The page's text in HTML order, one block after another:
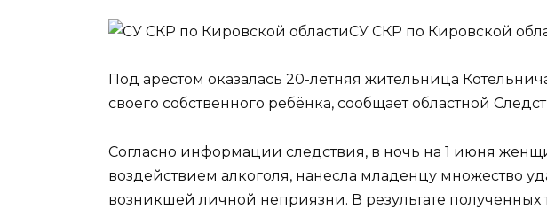
СУ СКР по Кировской
Под арестом оказалась 20-летняя жительница
своего собственного ребёнка, сообщает областной
Согласно информации следствия, в ночь на 1 июня
воздействием алкоголя, нанесла младенцу множество
возникшей личной неприязни. В результате полученных